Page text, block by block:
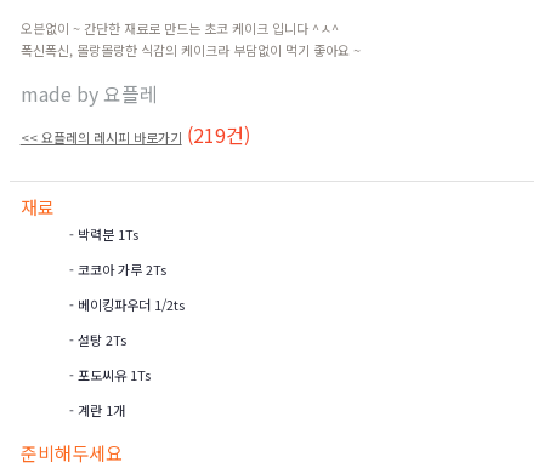
오븐없이 ~ 간단한 재료로 만드는 초코 케이크 입니다 ^ㅅ^
폭신폭신, 몰랑몰랑한 식감의 케이크라 부담없이 먹기 좋아요 ~
made by 요플레
<< 요플레의 레시피 바로가기 (219건)
재료
- 박력분 1Ts
- 코코아 가루 2Ts
- 베이킹파우더 1/2ts
- 설탕 2Ts
- 포도씨유 1Ts
- 계란 1개
준비해두세요